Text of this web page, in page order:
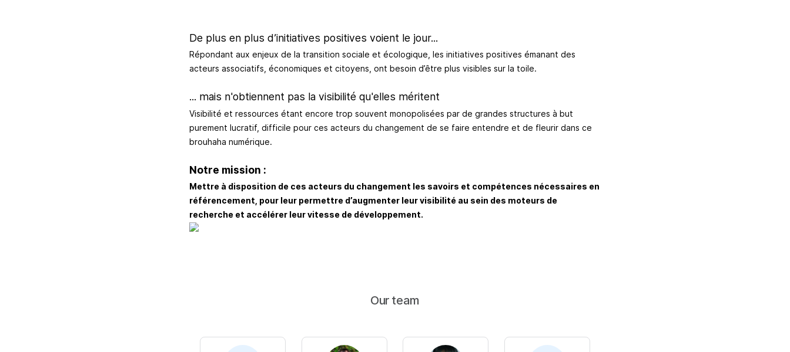
De plus en plus d’initiatives positives voient le jour...
Répondant aux enjeux de la transition sociale et écologique, les initiatives positives émanant des
acteurs associatifs, économiques et citoyens, ont besoin d’être plus visibles sur la toile.
... mais n'obtiennent pas la visibilité qu'elles méritent
Visibilité et ressources étant encore trop souvent monopolisées par de grandes structures à but
purement lucratif, difficile pour ces acteurs du changement de se faire entendre et de fleurir dans ce
brouhaha numérique.
Notre mission :
Mettre à disposition de ces acteurs du changement les savoirs et compétences nécessaires en
référencement, pour leur permettre d’augmenter leur visibilité au sein des moteurs de
recherche et accélérer leur vitesse de développement.
Our team